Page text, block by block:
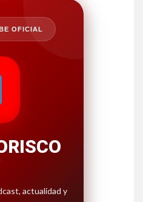
OFICIAL
actualidad y